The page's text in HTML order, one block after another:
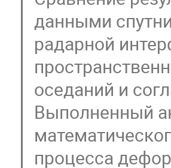
данными
радарной
оседаний и
Выполненный
процесса